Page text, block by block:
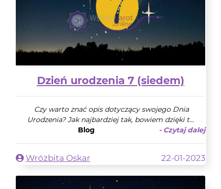
Dzień urodzenia 7 (siedem)
Czy warto znać opis dotyczący swojego Dnia
Urodzenia? Jak najbardziej tak, bowiem dzięki t...
Blog
- Czytaj dalej
Wróżbita Oskar 22-01-2023